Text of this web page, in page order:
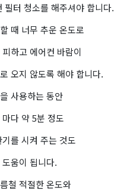
필터 청소를 해주셔야 합니다.
때 너무 추운 온도로
하고 에어컨 바람이
오지 않도록 해야 합니다.
사용하는 동안
다 약 5분 정도
를 시켜 주는 것도
움이 됩니다.
철 적절한 온도와